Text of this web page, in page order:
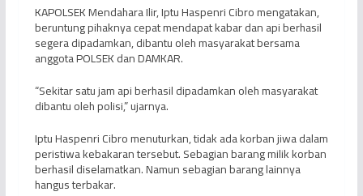
KAPOLSEK Mendahara Ilir, Iptu Haspenri Cibro mengatakan,
beruntung pihaknya cepat mendapat kabar dan api berhasil
segera dipadamkan, dibantu oleh masyarakat bersama
anggota POLSEK dan DAMKAR.
“Sekitar satu jam api berhasil dipadamkan oleh masyarakat
dibantu oleh polisi,” ujarnya.
Iptu Haspenri Cibro menuturkan, tidak ada korban jiwa dalam
peristiwa kebakaran tersebut. Sebagian barang milik korban
berhasil diselamatkan. Namun sebagian barang lainnya
hangus terbakar.